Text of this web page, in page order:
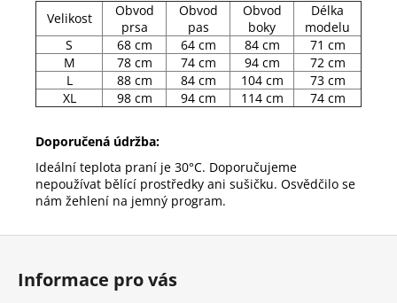
Velikost
Obvod
prsa
Obvod
pas
Obvod
boky
Délka
modelu
S
68 cm 64 cm 84 cm
71 cm
M
78 cm 74 cm 94 cm
72 cm
L
88 cm 84 cm 104 cm
73 cm
XL
98 cm 94 cm 114 cm 74 cm
Doporučená údržba:
Ideální teplota praní je 30°C. Doporučujeme
nepoužívat bělící prostředky ani sušičku. Osvědčilo se
nám žehlení na jemný program.
Z
Informace pro vás